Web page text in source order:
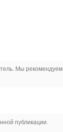
Мы рекомендуем
публикации.